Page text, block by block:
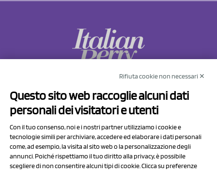
Via Prov.le Sassuolo Vignola 315/1
41057 Spilamberto (MO)
P.I/C.F. 01041460369
REA: MO 208553
Rifiuta cookie non necessari ✕
Questo sito web raccoglie alcuni dati
personali dei visitatori e utenti
Con il tuo consenso, noi e i nostri partner utilizziamo i cookie e
tecnologie simili per archiviare, accedere ed elaborare i dati personali
come, ad esempio, la visita al sito web o la personalizzazione degli
annunci. Poiché rispettiamo il tuo diritto alla privacy, è possibile
scegliere di non consentire alcuni tipi di cookie. Clicca su preferenze